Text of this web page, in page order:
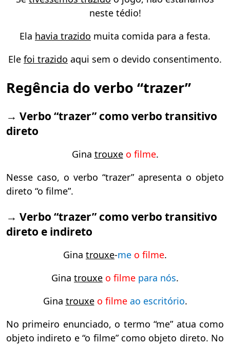
neste tédio!
Ela havia trazido muita comida para a festa.
Ele foi trazido aqui sem o devido consentimento.
Regência do verbo “trazer”
→ Verbo “trazer” como verbo transitivo
direto
Gina trouxe o filme.
Nesse caso, o verbo “trazer” apresenta o objeto
direto “o filme”.
→ Verbo “trazer” como verbo transitivo
direto e indireto
Gina trouxe-me o filme.
Gina trouxe o filme para nós.
Gina trouxe o filme ao escritório.
No primeiro enunciado, o termo “me” atua como
objeto indireto e “o filme” como objeto direto. No